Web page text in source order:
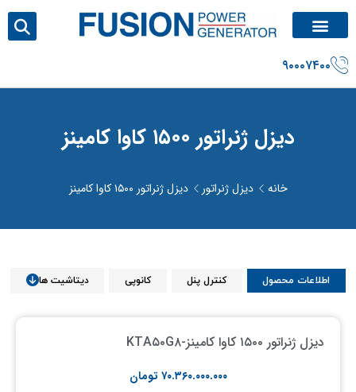
۹۰۰۰۷۴۰۰
دیزل ژنراتور ۱۵۰۰ کاوا کامینز
خانه دیزل ژنراتور دیزل ژنراتور ۱۵۰۰ کاوا کامینز
اطلاعات محصول کنترل پنل کانوپی دیتاشیت ها
دیزل ژنراتور ۱۵۰۰ کاوا کامینز -KTA۵۰G۸
۷۰.۳۶۰.۰۰۰.۰۰۰ تومان